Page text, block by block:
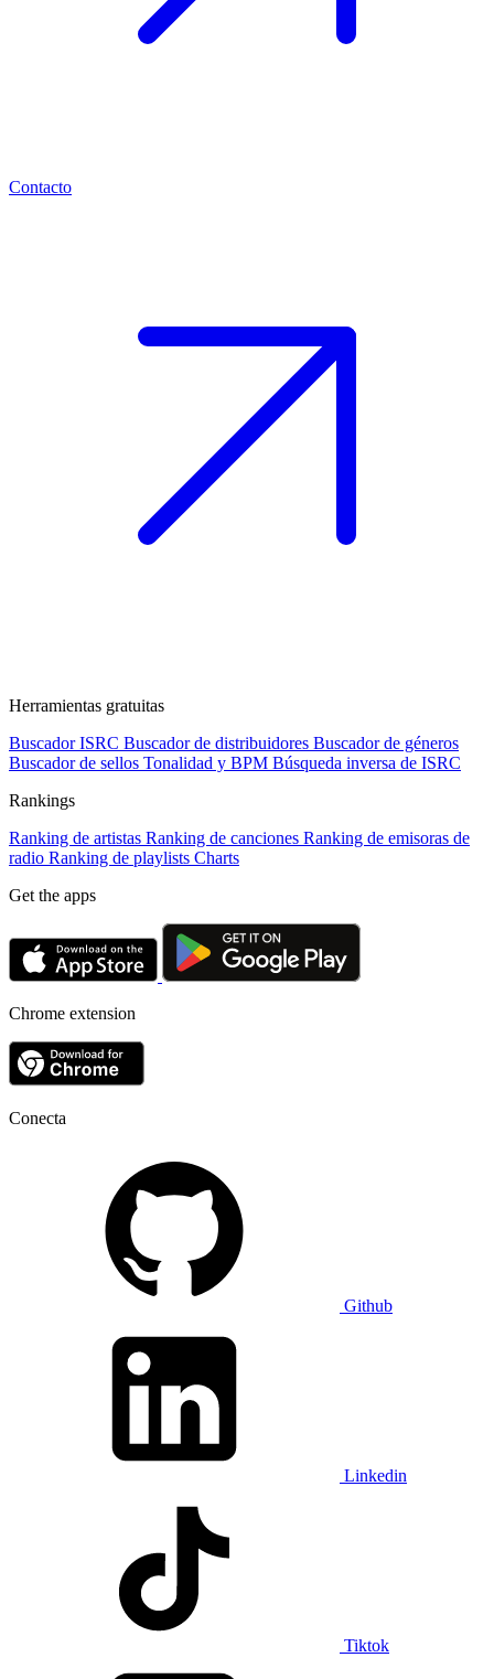
Contacto
Herramientas gratuitas
Buscador ISRC Buscador de distribuidores Buscador de géneros
Buscador de sellos Tonalidad y BPM Búsqueda inversa de ISRC
Rankings
Ranking de artistas Ranking de canciones Ranking de emisoras de
radio Ranking de playlists Charts
Get the apps
Chrome extension
Conecta
Github
Linkedin
Tiktok